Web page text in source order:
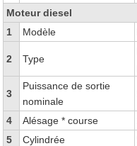
Moteur diesel
1
Modèle
2 Type
3
Puissance de sortie
nominale
4 Alésage * course
5
Cylindrée